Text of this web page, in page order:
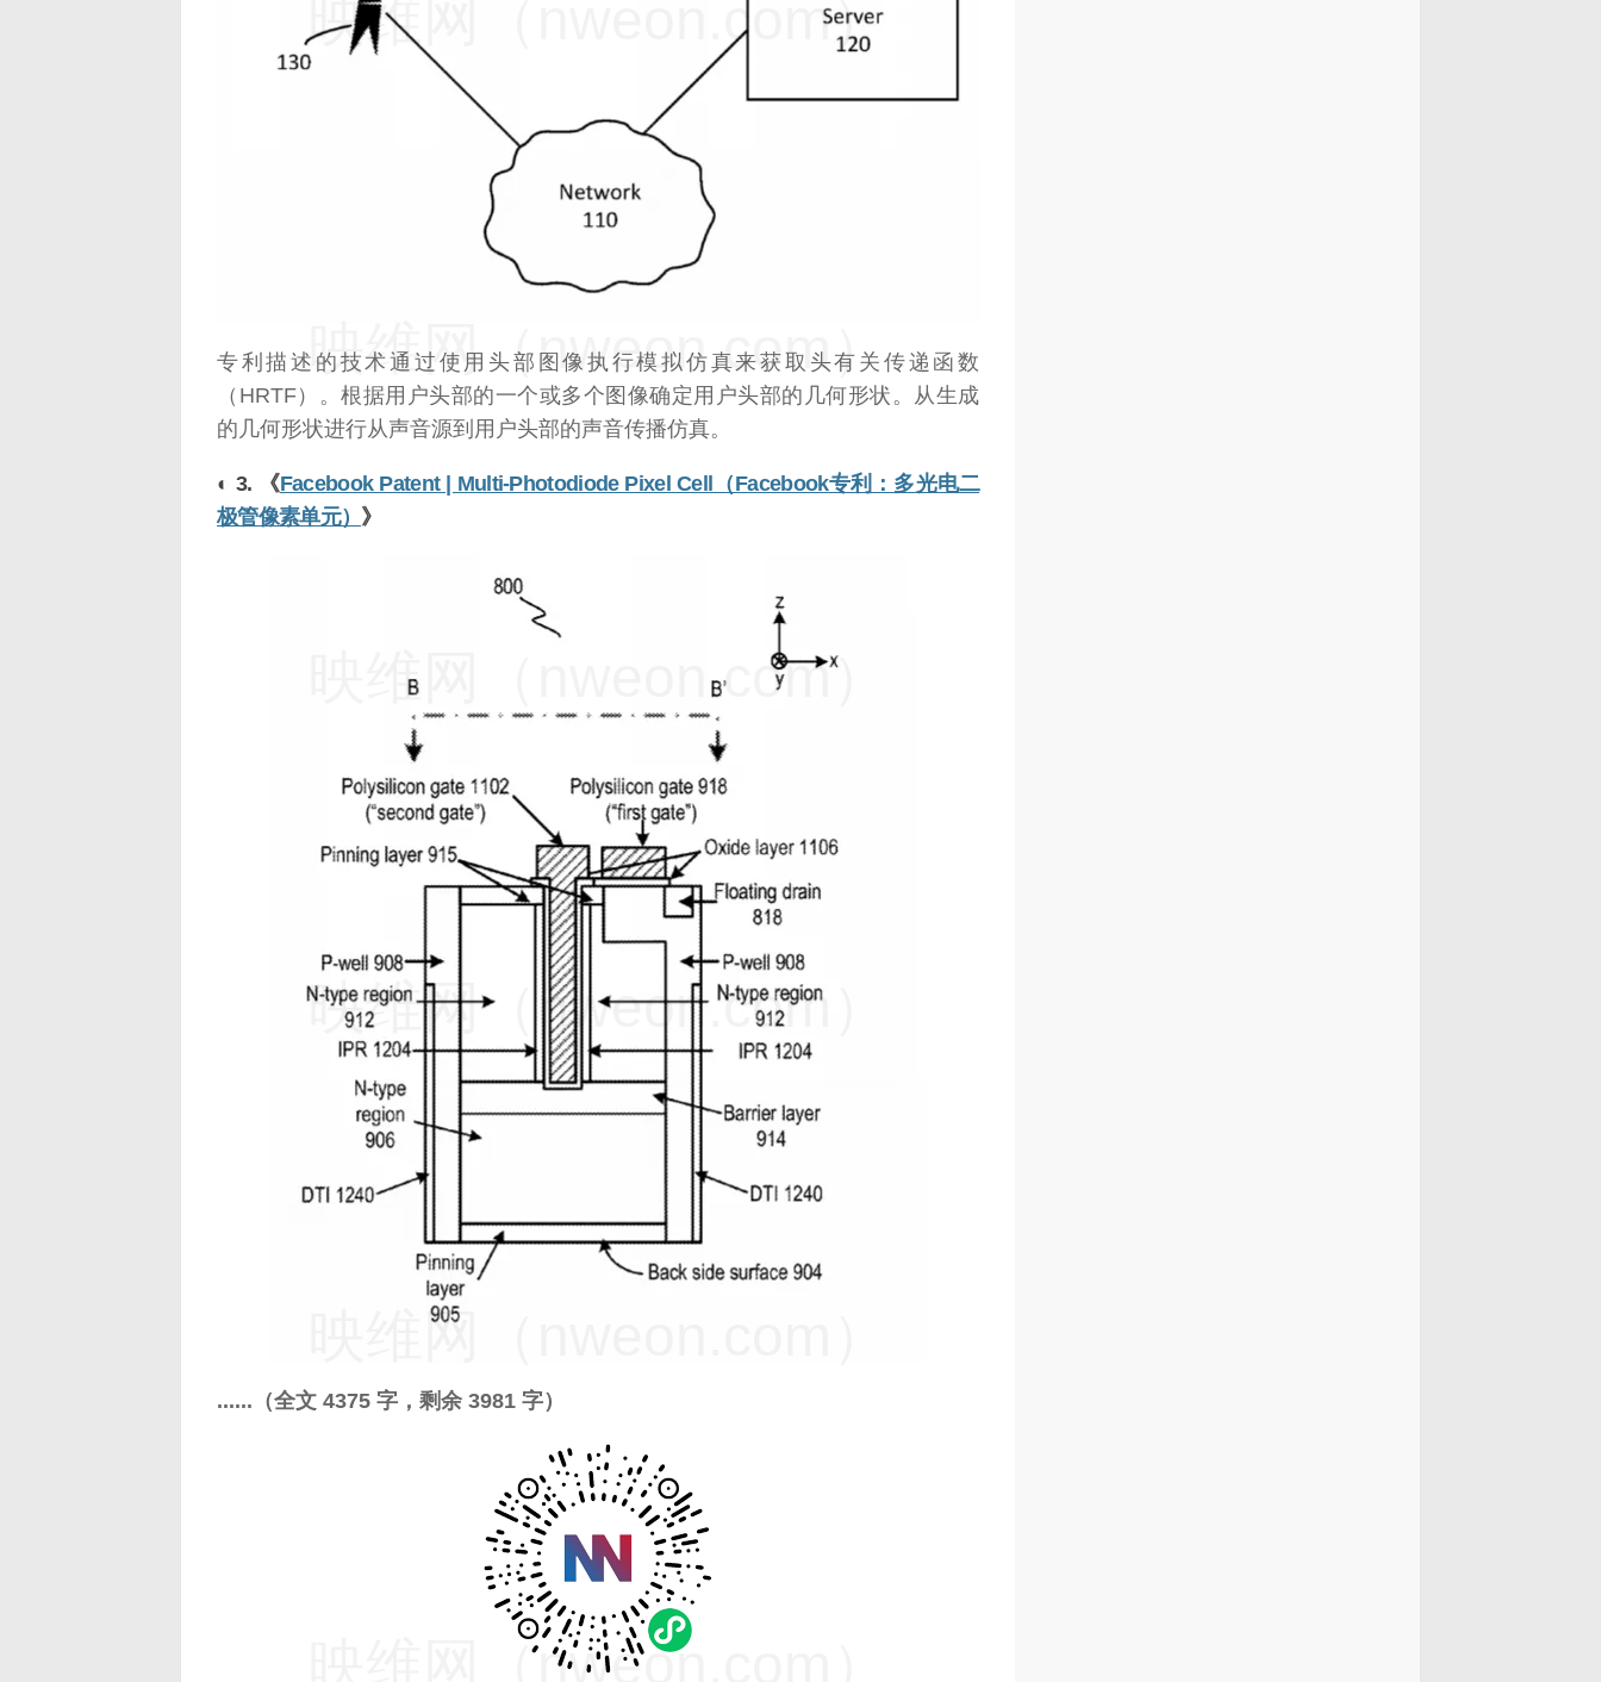
专利描述的技术通过使用头部图像执行模拟仿真来获取头有关传递函数
（HRTF）。根据用户头部的一个或多个图像确定用户头部的几何形状。从生成
的几何形状进行从声音源到用户头部的声音传播仿真。
◐ 3. 《Facebook Patent | Multi-Photodiode Pixel Cell（Facebook专利：多光电二
极管像素单元） 》
......（全文 4375 字，剩余 3981 字）
映维网（nweon.com）
映维网（nweon.com）
映维网（nweon.com）
映维网（nweon.com）
映维网（nweon.com）
映维网（nweon.com）